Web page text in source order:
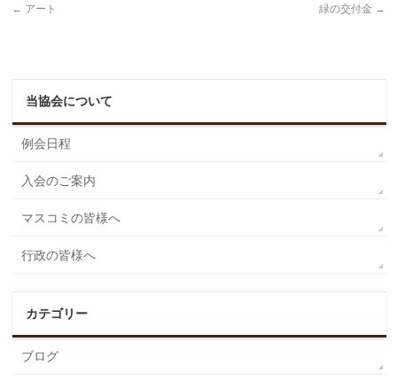
← アート 緑の交付金 →
当協会について
例会日程
入会のご案内
マスコミの皆様へ
行政の皆様へ
カテゴリー
ブログ